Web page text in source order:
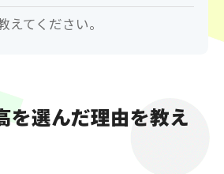
えてください。
を選んだ理由を教え